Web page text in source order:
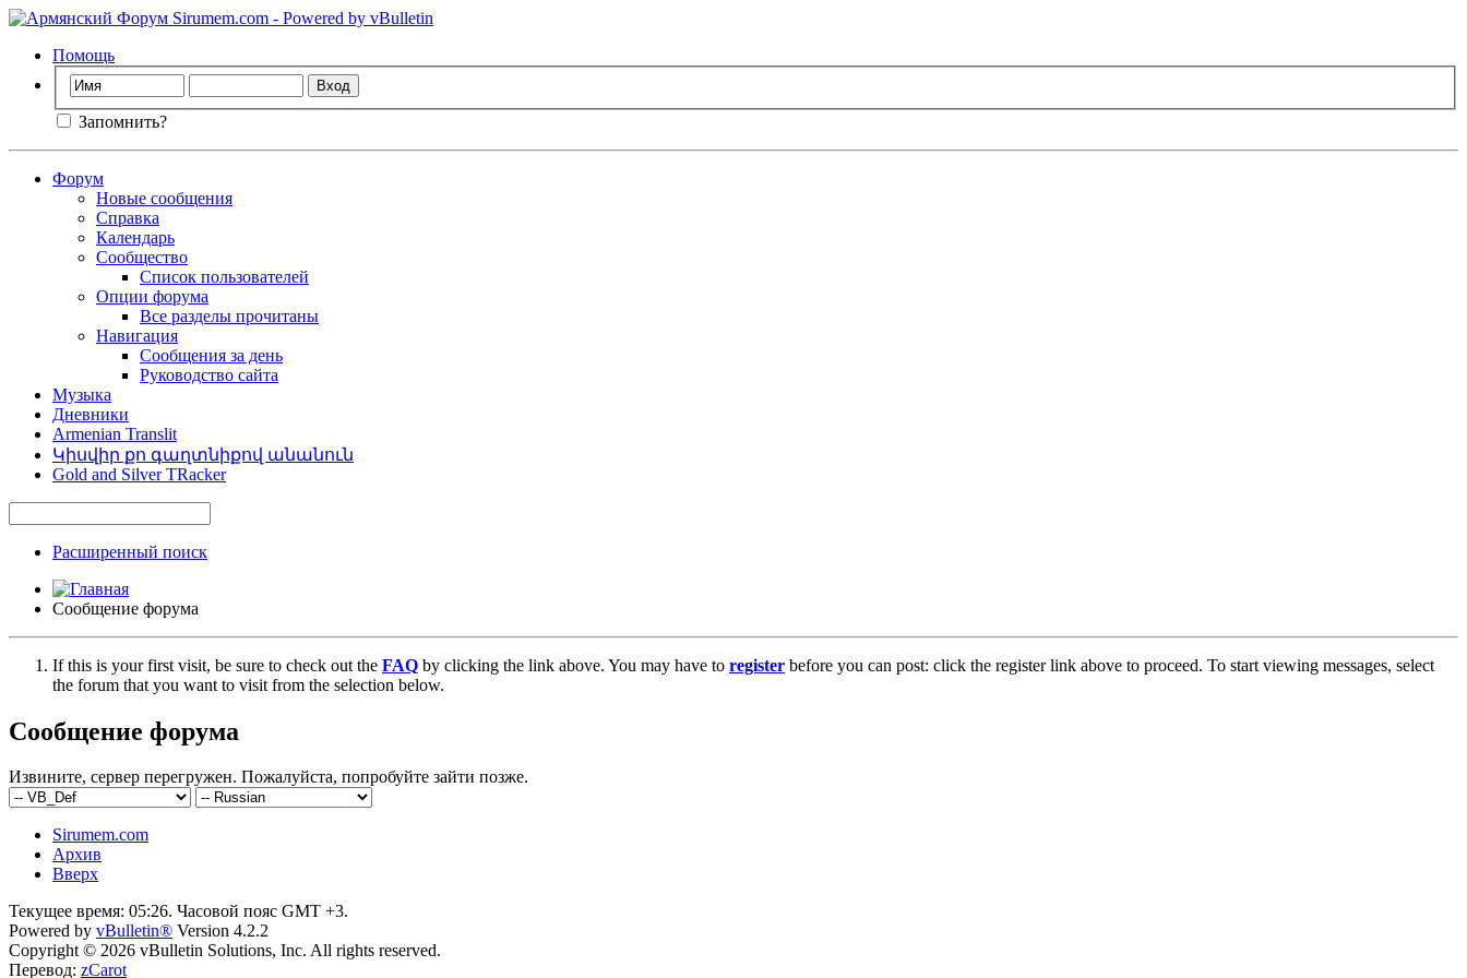
Помощь
Запомнить?
Форум
Новые сообщения
Справка
Календарь
Сообщество
Список пользователей
Опции форума
Все разделы прочитаны
Навигация
Сообщения за день
Руководство сайта
Музыка
Дневники
Armenian Translit
Կիսվիր քո գաղտնիքով անանուն
Gold and Silver TRacker
Расширенный поиск
Сообщение форума
If this is your first visit, be sure to check out the FAQ by clicking the link above. You may have to register before you can post: click the register link above to proceed. To start viewing messages, select
the forum that you want to visit from the selection below.
Сообщение форума
Извините, сервер перегружен. Пожалуйста, попробуйте зайти позже.
Sirumem.com
Архив
Вверх
Текущее время: 05:26. Часовой пояс GMT +3.
Powered by vBulletin® Version 4.2.2
Copyright © 2026 vBulletin Solutions, Inc. All rights reserved.
Перевод: zCarot